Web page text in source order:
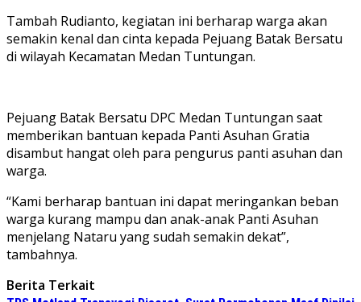
Tambah Rudianto, kegiatan ini berharap warga akan
semakin kenal dan cinta kepada Pejuang Batak Bersatu
di wilayah Kecamatan Medan Tuntungan.
Pejuang Batak Bersatu DPC Medan Tuntungan saat
memberikan bantuan kepada Panti Asuhan Gratia
disambut hangat oleh para pengurus panti asuhan dan
warga.
“Kami berharap bantuan ini dapat meringankan beban
warga kurang mampu dan anak-anak Panti Asuhan
menjelang Nataru yang sudah semakin dekat”,
tambahnya.
Berita Terkait